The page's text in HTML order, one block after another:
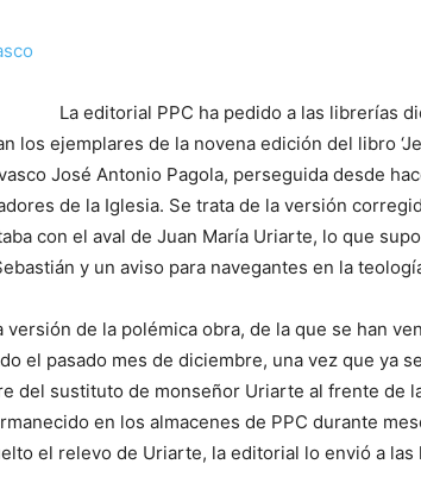
La editorial PPC ha pedido a las librerías
los ejemplares de la novena edición del libro
José Antonio Pagola, perseguida desde
de la Iglesia. Se trata de la versión
con el aval de Juan María Uriarte, lo que
y un aviso para navegantes en la
versión de la polémica obra, de la que se han
el pasado mes de diciembre, una vez que ya
del sustituto de monseñor Uriarte al frente de
en los almacenes de PPC durante
el relevo de Uriarte, la editorial lo envió a las